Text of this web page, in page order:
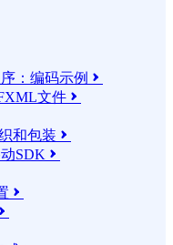
：编码示例 
文件 
和包装 
SDK 

